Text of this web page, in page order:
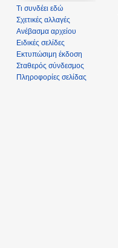
Τι συνδέει εδώ
Σχετικές αλλαγές
Ανέβασμα αρχείου
Ειδικές σελίδες
Εκτυπώσιμη έκδοση
Σταθερός σύνδεσμος
Πληροφορίες σελίδας